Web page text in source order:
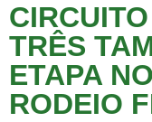
TRÊS
ETAPA
RODEIO